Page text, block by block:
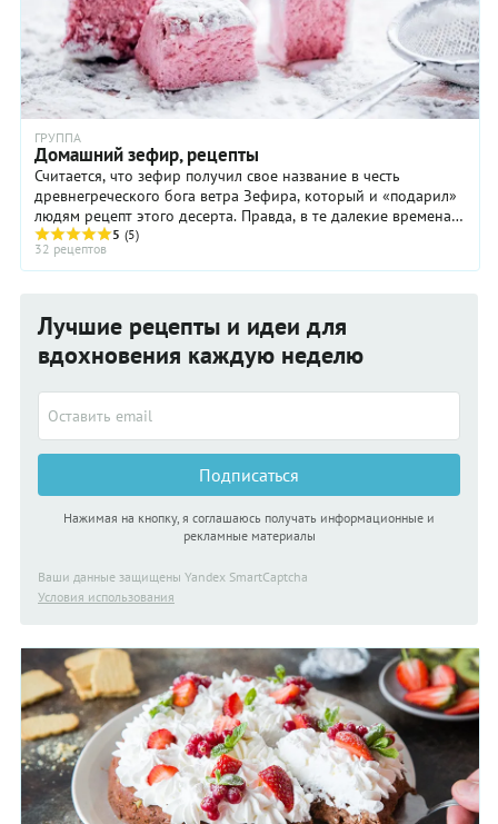
ГРУППА
Домашний зефир, рецепты
Считается, что зефир получил свое название в честь
древнегреческого бога ветра Зефира, который и «подарил»
людям рецепт этого десерта. Правда, в те далекие времена
божественный ...
5 (5)
32 рецептов
Лучшие рецепты и идеи для
вдохновения каждую неделю
Подписаться
Нажимая на кнопку, я соглашаюсь получать информационные и
рекламные материалы
Ваши данные защищены Yandex SmartCaptcha
Условия использования